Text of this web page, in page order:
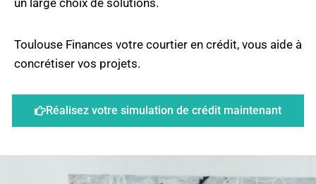
un large choix de solutions.
Toulouse Finances votre courtier en crédit, vous aide à
concrétiser vos projets.
Réalisez votre simulation de crédit maintenant